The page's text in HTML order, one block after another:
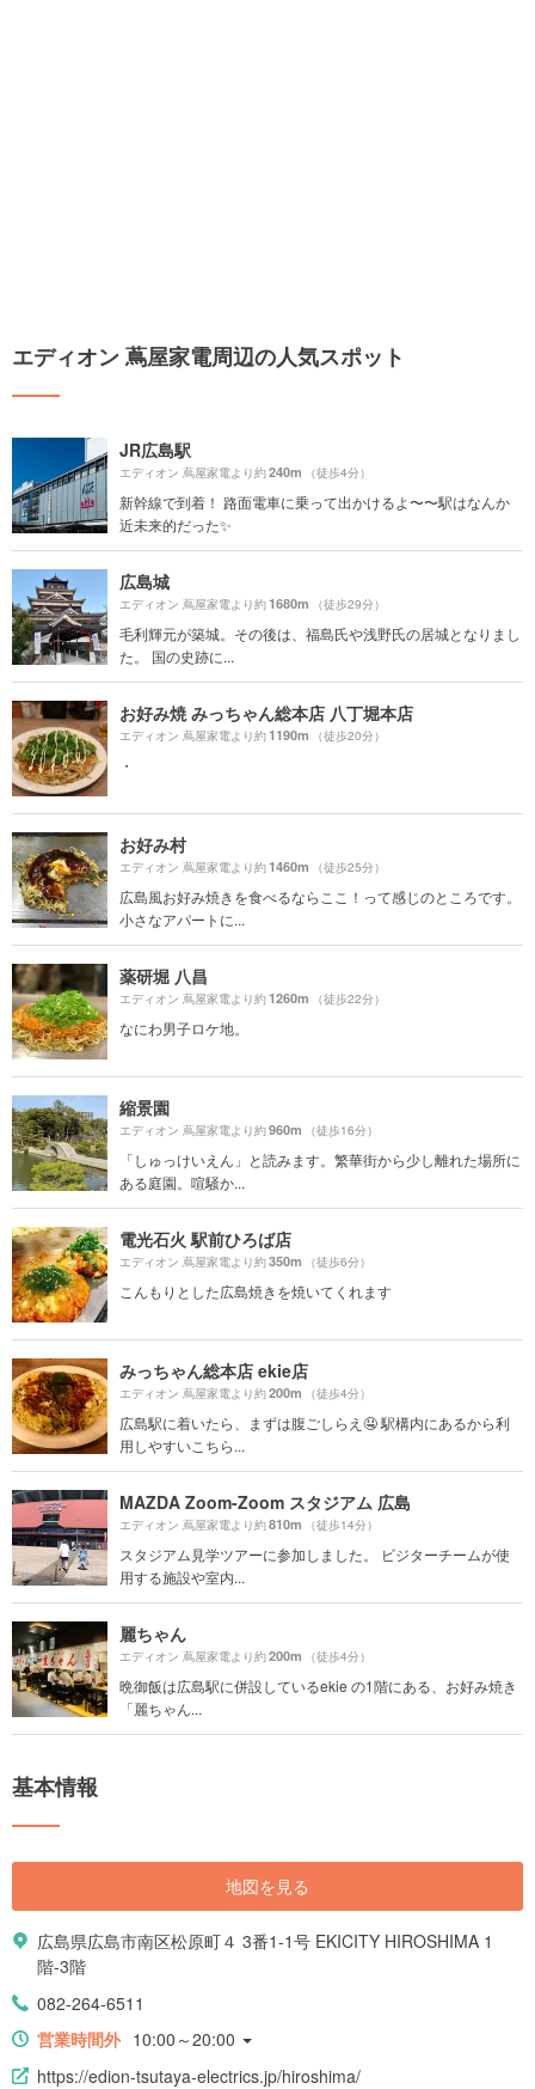
エディオン 蔦屋家電周辺の人気スポット
JR広島駅
エディオン 蔦屋家電より約240m （徒歩4分）
新幹線で到着！ 路面電車に乗って出かけるよ〜〜駅はなんか
近未来的だった✨
広島城
エディオン 蔦屋家電より約1680m （徒歩29分）
毛利輝元が築城。その後は、福島氏や浅野氏の居城となりまし
た。 国の史跡に...
お好み焼 みっちゃん総本店 八丁堀本店
エディオン 蔦屋家電より約1190m （徒歩20分）
・
お好み村
エディオン 蔦屋家電より約1460m （徒歩25分）
広島風お好み焼きを食べるならここ！って感じのところです。
小さなアパートに...
薬研堀 八昌
エディオン 蔦屋家電より約1260m （徒歩22分）
なにわ男子ロケ地。
縮景園
エディオン 蔦屋家電より約960m （徒歩16分）
「しゅっけいえん」と読みます。繁華街から少し離れた場所に
ある庭園。喧騒か...
電光石火 駅前ひろば店
エディオン 蔦屋家電より約350m （徒歩6分）
こんもりとした広島焼きを焼いてくれます
みっちゃん総本店 ekie店
エディオン 蔦屋家電より約200m （徒歩4分）
広島駅に着いたら、まずは腹ごしらえ🤤 駅構内にあるから利
用しやすいこちら...
MAZDA Zoom-Zoom スタジアム 広島
エディオン 蔦屋家電より約810m （徒歩14分）
スタジアム見学ツアーに参加しました。 ビジターチームが使
用する施設や室内...
麗ちゃん
エディオン 蔦屋家電より約200m （徒歩4分）
晩御飯は広島駅に併設しているekie の1階にある、お好み焼き
「麗ちゃん...
基本情報
地図を見る
広島県広島市南区松原町４ 3番1-1号 EKICITY HIROSHIMA 1
階-3階
082-264-6511
営業時間外 10:00～20:00
https://edion-tsutaya-electrics.jp/hiroshima/